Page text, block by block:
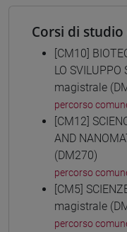
Corsi di
[CM10]
LO SVILUPPO
magistrale
percorso
[CM12]
AND
(DM270)
percorso
[CM5]
magistrale
percorso